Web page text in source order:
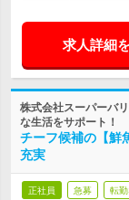
求人詳細
株式会社スーパーバ
な生活をサポート！
チーフ候補の【
充実
正社員 急募 転勤